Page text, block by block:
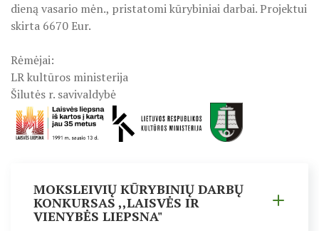
KPD PROJEKTAS ,,MAŽOSIOS LIETUVOS MOKYKLA-
KPD PROJEKTAS ,,MAŽOSIOS LIETUVOS MOKYKLA-
KPD PROJEKTAS ,,MAŽOSIOS LIETUVOS MOKYKLA-
KPD PROJEKTAS ,,MAŽOSIOS LIETUVOS MOKYKLA-
PROJEKTAS ,,KULTŪROS SKŪNĖ". Keramikos dirbtuvėse-
KPD PROJEKTAS ,,MAŽOSIOS LIETUVOS MOKYKLA-
UNIKALUS VIETOVĖS VEIDAS", 2025 M. Žygis ,,Senųjų
KPD PROJEKTAS ,,MAŽOSIOS LIETUVOS MOKYKLA-
UNIKALUS VIETOVĖS VEIDAS", 2025 M. Emalio meno
laboratorija
KPD PROJEKTAS ,,MAŽOSIOS LIETUVOS MOKYKLA-
KPD PROJEKTAS ,,MAŽOSIOS LIETUVOS MOKYKLA-
UNIKALUS VIETOVĖS VEIDAS", 2025 M. Lankstinukas,
dieną vasario mėn., pristatomi kūrybiniai darbai. Projektui
skirta 6670 Eur.
Rėmėjai:
LR kultūros ministerija
Šilutės r. savivaldybė
MOKSLEIVIŲ KŪRYBINIŲ DARBŲ
KONKURSAS ,,LAISVĖS IR
VIENYBĖS LIEPSNA"